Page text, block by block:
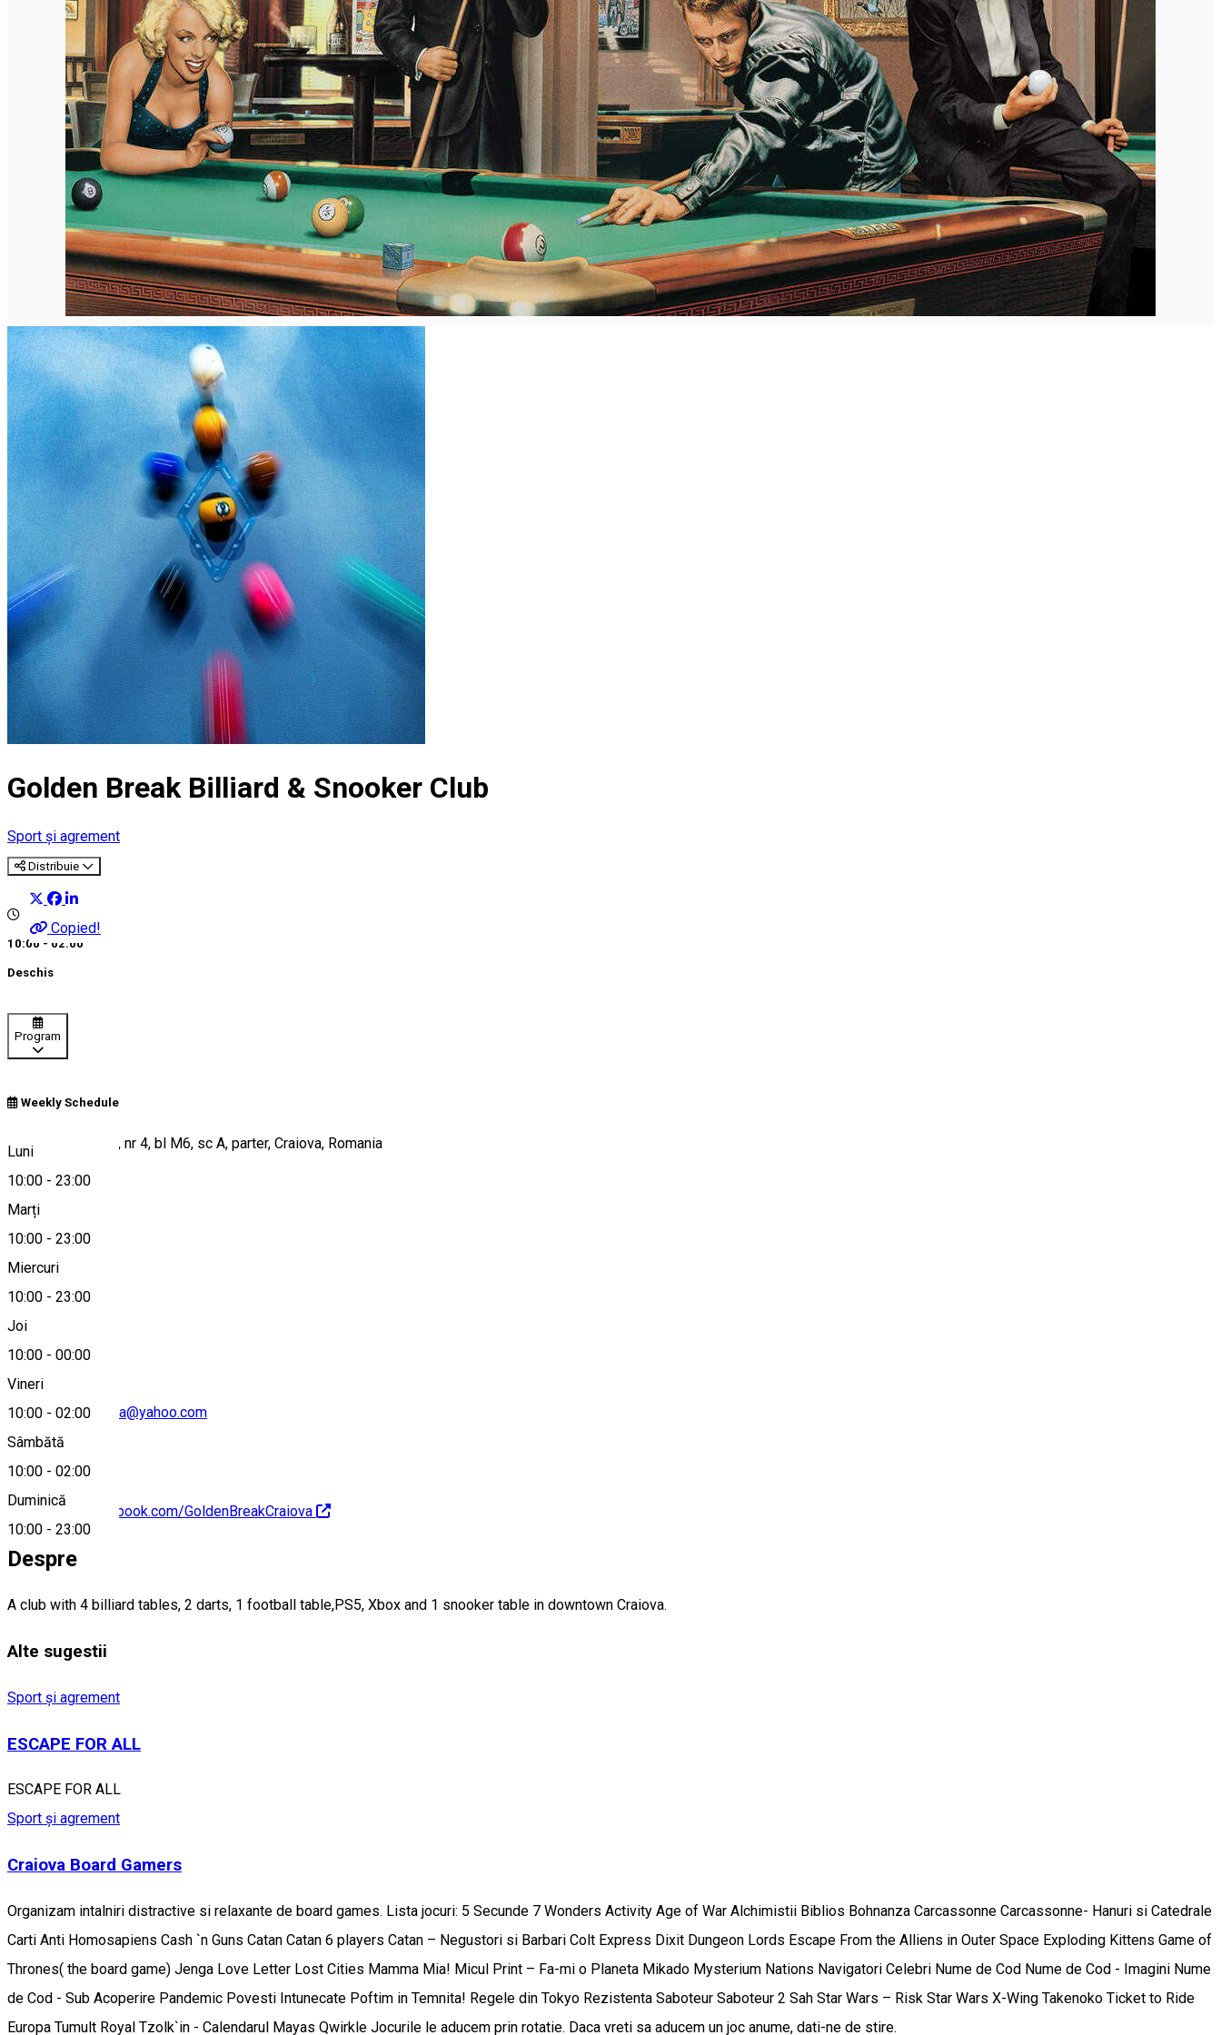
English
Închirieri auto
Închirieri biciclete
Taxi
Încărcare vehicule electrice
Golden Break Billiard & Snooker Club
Sport și agrement
Distribuie
Copied!
10:00 - 02:00
Deschis
Program
Weekly Schedule
Luni
10:00 - 23:00
Marți
10:00 - 23:00
Miercuri
10:00 - 23:00
Joi
10:00 - 00:00
Vineri
10:00 - 02:00
Sâmbătă
10:00 - 02:00
Duminică
10:00 - 23:00
Bulevardul Carol I, nr 4, bl M6, sc A, parter, Craiova, Romania
Hartă
stefangeorgeilinca@yahoo.com
https://www.facebook.com/GoldenBreakCraiova
Despre
A club with 4 billiard tables, 2 darts, 1 football table,PS5, Xbox and 1 snooker table in downtown Craiova.
Alte sugestii
Sport și agrement
ESCAPE FOR ALL
ESCAPE FOR ALL
Sport și agrement
Craiova Board Gamers
Organizam intalniri distractive si relaxante de board games. Lista jocuri: 5 Secunde 7 Wonders Activity Age of War Alchimistii Biblios Bohnanza Carcassonne Carcassonne- Hanuri si Catedrale
Carti Anti Homosapiens Cash `n Guns Catan Catan 6 players Catan – Negustori si Barbari Colt Express Dixit Dungeon Lords Escape From the Alliens in Outer Space Exploding Kittens Game of
Thrones( the board game) Jenga Love Letter Lost Cities Mamma Mia! Micul Print – Fa-mi o Planeta Mikado Mysterium Nations Navigatori Celebri Nume de Cod Nume de Cod - Imagini Nume
de Cod - Sub Acoperire Pandemic Povesti Intunecate Poftim in Temnita! Regele din Tokyo Rezistenta Saboteur Saboteur 2 Sah Star Wars – Risk Star Wars X-Wing Takenoko Ticket to Ride
Europa Tumult Royal Tzolk`in - Calendarul Mayas Qwirkle Jocurile le aducem prin rotatie. Daca vreti sa aducem un joc anume, dati-ne de stire.